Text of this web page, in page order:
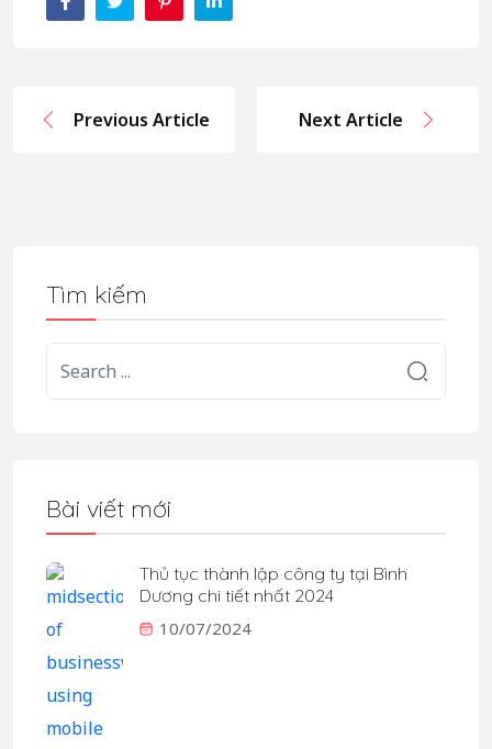
Previous Article Next Article
Tìm kiếm
Bài viết mới
Thủ tục thành lập công ty tại Bình
Dương chi tiết nhất 2024
10/07/2024